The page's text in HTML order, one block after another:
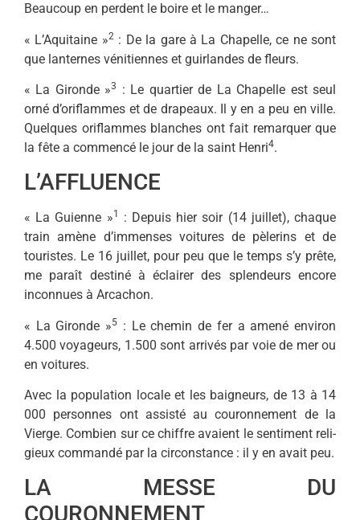
Beaucoup en perdent le boire et le manger…
« L’Aquitaine »2: De la gare à La Chapelle, ce ne sont
que lan­ternes vénitiennes et guirlandes de fleurs.
« La Gironde »3
: Le quartier de La Chapelle est seul
orné d’ori­flammes et de drapeaux. Il y en a peu en ville.
Quelques oriflammes blanches ont fait remarquer que
la fête a commencé le jour de la saint Henri4.
L’AFFLUENCE
« La Guienne »1
: Depuis hier soir (14 juillet), chaque
train amène d’immenses voitures de pèlerins et de
touristes. Le 16 juil­let, pour peu que le temps s’y prête,
me paraît destiné à éclairer des splendeurs encore
inconnues à Arcachon.
« La Gironde »5 : Le chemin de fer a amené environ
4.500 voya­geurs, 1.500 sont arrivés par voie de mer ou
en voitures.
Avec la population locale et les baigneurs, de 13 à 14
000 per­sonnes ont assisté au couronne­ment de la
Vierge. Combien sur ce chiffre avaient le sentiment reli­
gieux commandé par la circons­tance : il y en avait peu.
LA MESSE DU
COURONNEMENT